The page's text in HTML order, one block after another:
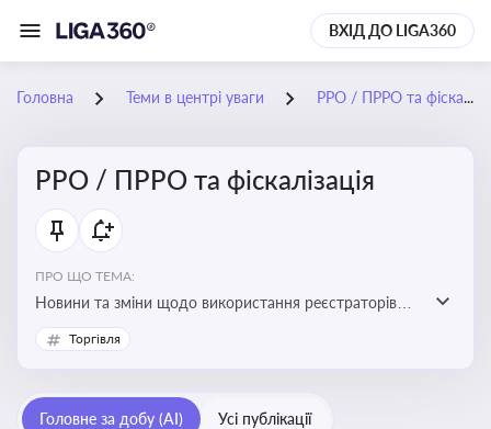
ВХІД ДО LIGA360
Головна Теми в центрі уваги РРО / ПРРО та фіскалізація
РРО / ПРРО та фіскалізація
ПРО ЩО ТЕМА:
Новини та зміни щодо використання реєстраторів
розрахункових операцій, аналіз законодавства про
РРО, позиції ДПС та судів щодо РРО
Торгівля
Головне за добу (AI) Усі публікації